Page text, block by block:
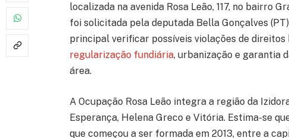
localizada na avenida Rosa Leão, 117, no bairro
foi solicitada pela deputada Bella Gonçalves
principal verificar possíveis violações de direitos
regularização fundiária, urbanização e garantia
área.
A Ocupação Rosa Leão integra a região da
Esperança, Helena Greco e Vitória. Estima-se
que começou a ser formada em 2013, entre a